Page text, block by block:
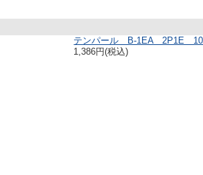
テンパール B-1EA 2P1E
1,386円(税込)